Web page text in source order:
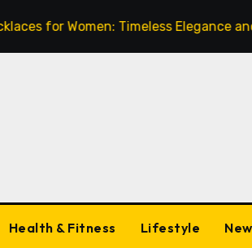
Timeless Elegance and Modern
Health & Fitness Lifestyle